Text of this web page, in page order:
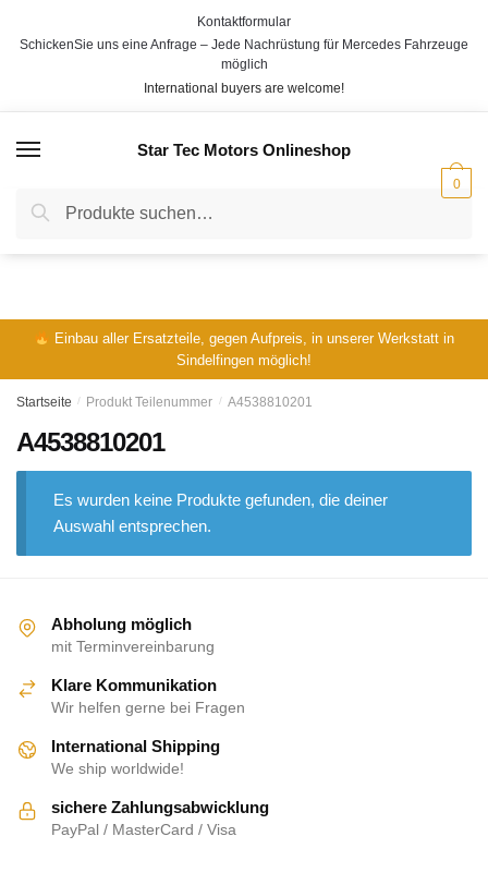
Kontaktformular
SchickenSie uns eine Anfrage – Jede Nachrüstung für Mercedes Fahrzeuge
möglich
International buyers are welcome!
Star Tec Motors Onlineshop
Suche
nach:
Suche
0
Einbau aller Ersatzteile, gegen Aufpreis, in unserer Werkstatt in
Sindelfingen möglich!
Startseite / Produkt Teilenummer / A4538810201
A4538810201
Es wurden keine Produkte gefunden, die deiner
Auswahl entsprechen.
Abholung möglich
mit Terminvereinbarung
Klare Kommunikation
Wir helfen gerne bei Fragen
International Shipping
We ship worldwide!
sichere Zahlungsabwicklung
PayPal / MasterCard / Visa